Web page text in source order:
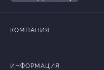
КОМПАНИЯ
ИНФОРМАЦИЯ